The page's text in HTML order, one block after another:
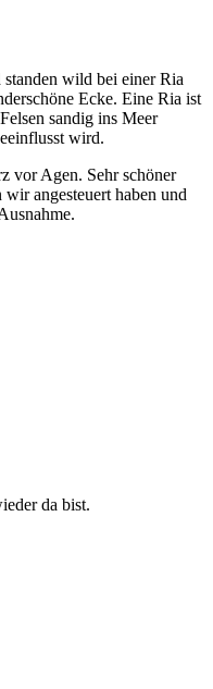
wild bei einer Ria
Ecke. Eine Ria ist
sandig ins Meer
wird.
vor Agen. Sehr schöner
angesteuert haben und
da bist.